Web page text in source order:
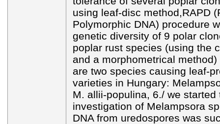
using leaf-disc method,RAPD
Polymorphic DNA) procedure
genetic diversity of 9 polar
poplar rust species (using the
and a morphometrical
are two species causing leaf-
varieties in Hungary:
M. allii-populina, 6./ we started
investigation of Melampsora
DNA from uredospores was